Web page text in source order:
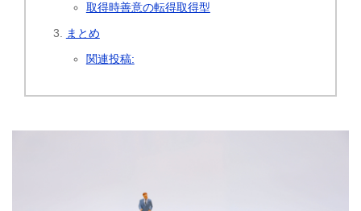
取得時善意の転得取得型
まとめ
関連投稿: